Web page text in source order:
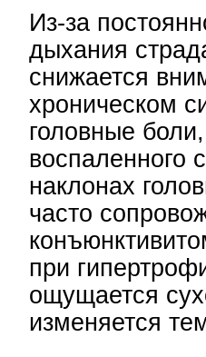
Из-за
дыхания
снижается
хроническом
головные
воспаленного
наклонах
часто
при
ощущается
изменяется